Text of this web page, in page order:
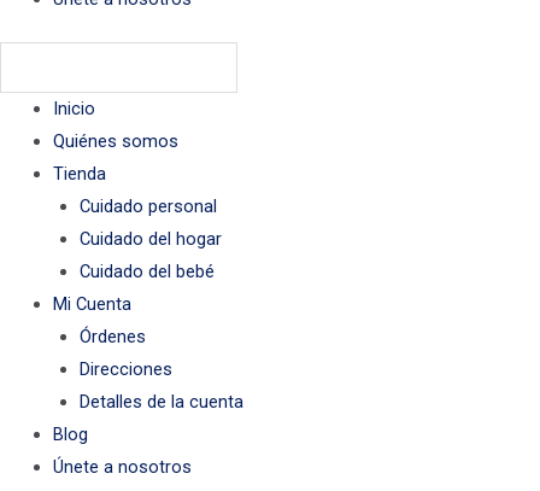
Inicio
Quiénes somos
Tienda
Cuidado personal
Cuidado del hogar
Cuidado del bebé
Mi Cuenta
Órdenes
Direcciones
Detalles de la cuenta
Blog
Únete a nosotros